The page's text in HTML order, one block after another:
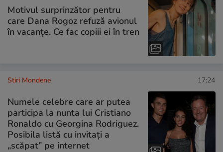
Motivul surprinzător pentru
care Dana Rogoz refuză avionul
în vacanțe. Ce fac copiii ei în tren
Stiri Mondene 17:24
Numele celebre care ar putea
participa la nunta lui Cristiano
Ronaldo cu Georgina Rodriguez.
Posibila listă cu invitați a
„scăpat” pe internet